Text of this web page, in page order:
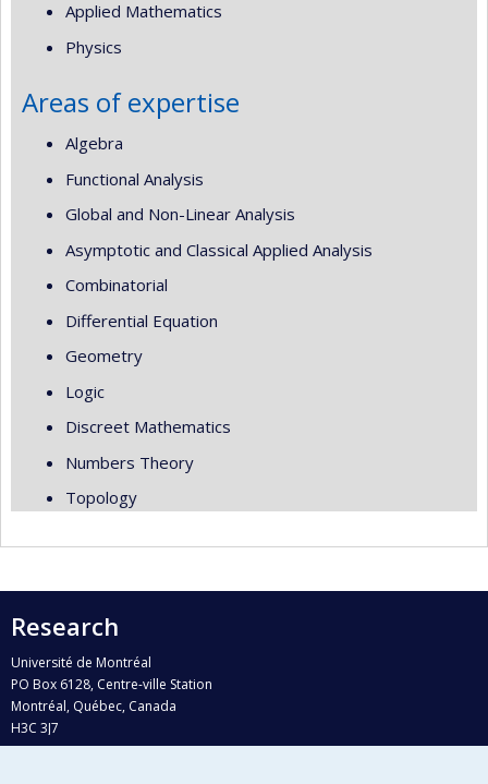
Applied Mathematics
Physics
Areas of expertise
Algebra
Functional Analysis
Global and Non-Linear Analysis
Asymptotic and Classical Applied Analysis
Combinatorial
Differential Equation
Geometry
Logic
Discreet Mathematics
Numbers Theory
Topology
Research
Université de Montréal
PO Box 6128, Centre-ville Station
Montréal, Québec, Canada
H3C 3J7